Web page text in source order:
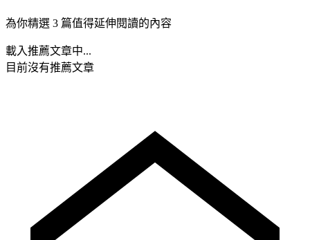
為你精選 3 篇值得延伸閱讀的內容
載入推薦文章中...
目前沒有推薦文章